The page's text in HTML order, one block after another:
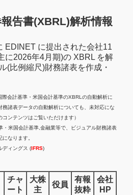
告書(XBRL)解析情報
EDINET に提出された会社11
に2026年4月期)の XBRL を解
(比例縮尺)財務諸表を作成・
会計基準・米国会計基準のXBRLの自動解析に
諸表データの自動解析についても、未対応にな
ンテンツはご覧いただけます）
米国会計基準,金融業等で、ビジュアル財務諸表
なります。
ディングス (IFRS)
チャ
ート
大株
主
役員
有報
抜粋
会社
HP